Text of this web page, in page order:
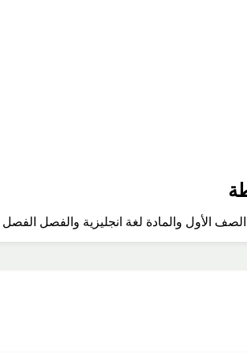
الأول والمادة لغة انجليزية والفصل الفصل